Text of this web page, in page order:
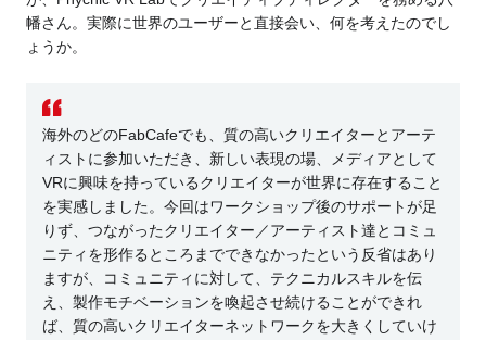
幡さん。実際に世界のユーザーと直接会い、何を考えたのでし
ょうか。
海外のどのFabCafeでも、質の高いクリエイターとアーテ
ィストに参加いただき、新しい表現の場、メディアとして
VRに興味を持っているクリエイターが世界に存在すること
を実感しました。今回はワークショップ後のサポートが足
りず、つながったクリエイター／アーティスト達とコミュ
ニティを形作るところまでできなかったという反省はあり
ますが、コミュニティに対して、テクニカルスキルを伝
え、製作モチベーションを喚起させ続けることができれ
ば、質の高いクリエイターネットワークを大きくしていけ